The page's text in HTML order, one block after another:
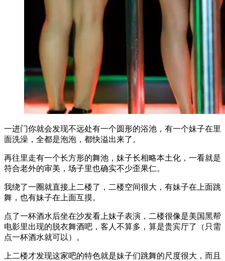
一进门你就会发现不远处有一个圆形的浴池，有一个妹子在里
面洗澡，全都是泡泡，都快溢出来了。
再往里走有一个长方形的舞池，妹子长相略本土化，一看就是
符合老外的审美，场子里也确实不少歪果仁。
我绕了一圈就直接上二楼了，二楼空间很大，有妹子在上面跳
舞，也有妹子在上面互摸。
点了一杯酒水后坐在沙发看上妹子表演，二楼很像是美国黑帮
电影里出现的脱衣舞酒吧，客人不算多，算是贵宾厅了（只需
点一杯酒水就可以）。
上二楼才发现这家吧的特色就是妹子们跳舞的尺度很大，而且